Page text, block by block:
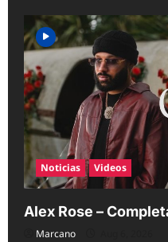
Noticias Videos
Alex Rose –
Marcano